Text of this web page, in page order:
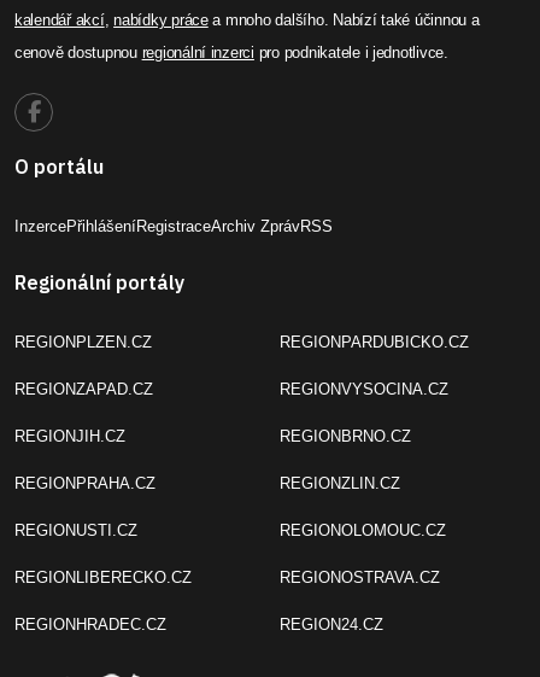
kalendář akcí,nabídky prácea mnoho dalšího. Nabízí také účinnou a
cenově dostupnou regionální inzerci pro podnikatele i jednotlivce.
O portálu
InzercePřihlášeníRegistraceArchiv ZprávRSS
Regionální portály
REGIONPLZEN.CZ
REGIONZAPAD.CZ
REGIONJIH.CZ
REGIONPRAHA.CZ
REGIONUSTI.CZ
REGIONLIBERECKO.CZ
REGIONHRADEC.CZ
REGIONPARDUBICKO.CZ
REGIONVYSOCINA.CZ
REGIONBRNO.CZ
REGIONZLIN.CZ
REGIONOLOMOUC.CZ
REGIONOSTRAVA.CZ
REGION24.CZ